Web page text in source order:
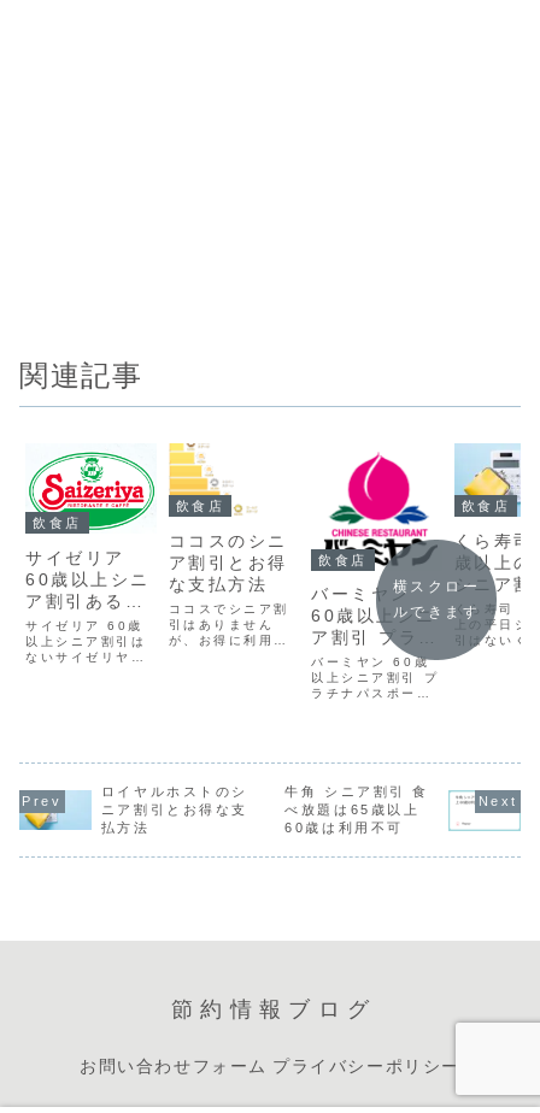
関連記事
飲食店
サイゼリア
60歳以上シニ
ア割引ある？
プラチナパス
ポート
サイゼリア 60歳
以上シニア割引は
ないサイゼリヤに
ラチナパスポート
られるような60歳
以上を対象とした
特典がないことを
飲食店
ココスのシニ
ア割引とお得
な支払方法
ココスでシニア割
引はありません
が、お得に利用す
スです。以前の
クラブ」からリニ
ューアルされ、よ
り使いやすくなり
飲食店
バーミヤン
60歳以上シニ
ア割引 プラチ
ナパスポート
バーミヤン 60歳
以上シニア割引 プ
ラチナパスポート
ンでは、60歳以上
の方を対象にした
シニア割引「プラ
チナパスポート」
飲食店
くら寿
歳以上の
シニア割
ある？
くら寿司
上の平日シ
引はないく
にはシニア
家族連れや
トとしてい
め、特定の
に特化した
横スクロー
ルできます
ロイヤルホストのシ
ニア割引とお得な支
払方法
牛角 シニア割引 食
べ放題は65歳以上
60歳は利用不可
節約情報ブログ
お問い合わせフォーム プライバシーポリシー